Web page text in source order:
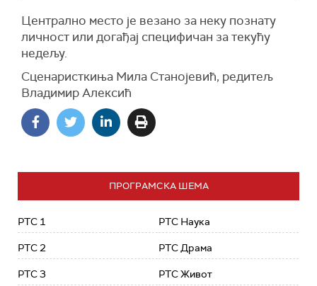
Централно место је везано за неку познату
личност или догађај специфичан за текућу
недељу.
Сценаристкиња Мила Станојевић, редитељ
Владимир Алексић
ПРОГРАМСКА ШЕМА
РТС 1
РТС 2
РТС 3
РТС Наука
РТС Драма
РТС Живот